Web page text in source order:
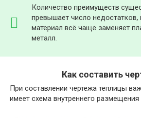
Количество преимуществ
превышает число недостатков,
материал всё чаще заменяет
металл.
Как составить
При составлении чертежа теплицы
имеет схема внутреннего размещения